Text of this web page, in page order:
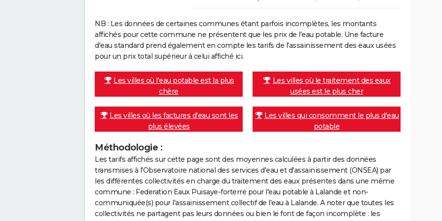
NB : Les données de certaines communes étant parfois incomplètes, les montants
affichés pour cette commune ne présentent que les prix de l'eau potable. Une facture
d'eau standard prend également en compte les tarifs de l'assainissement des eaux usées
pour un prix total supérieur à celui affiché ici.
Les villes où l'eau potable est la plus
chère
Les villes où le traitement des eaux
usées est le plus cher
Les villes où les factures d'eau sont les
plus élevées
Les villes qui consomment le plus d'eau
potable
Méthodologie :
Les tarifs affichés sur cette page sont des moyennes calculées à partir des données
transmises à l'Observatoire national des services d'eau et d'assainissement (ONSEA) par
les différentes collectivités en charge du traitement des eaux présentes dans une même
commune : Federation Eaux Puisaye-forterre pour l'eau potable à Lalande et non-
communiquée(s) pour l'assainissement collectif de l'eau à Lalande. A noter que toutes les
collectivités ne partagent pas leurs données ou bien le font de façon incomplète : les